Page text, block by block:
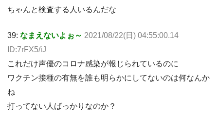
ちゃんと検査する人いるんだな
39: なまえないよぉ～ 2021/08/22(日) 04:55:00.14
ID:7rFX5/iJ
これだけ声優のコロナ感染が報じられているのに
ワクチン接種の有無を誰も明らかにしてないのは何なんか
ね
打ってない人ばっかりなのか？